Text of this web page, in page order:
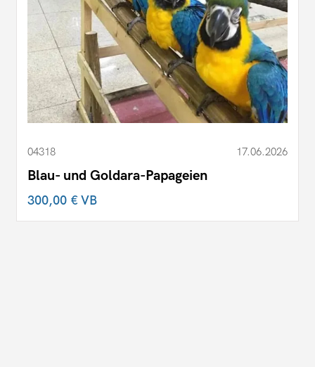
04318 17.06.2026
Blau- und Goldara-Papageien
300,00 €VB